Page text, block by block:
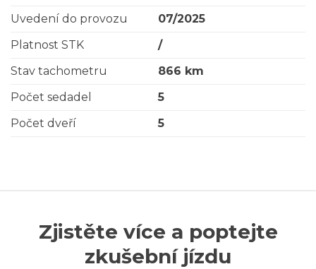
Uvedení do provozu
07/2025
Platnost STK
/
Stav tachometru
866 km
Počet sedadel
5
Počet dveří
5
Zjistěte více a poptejte
zkušební jízdu